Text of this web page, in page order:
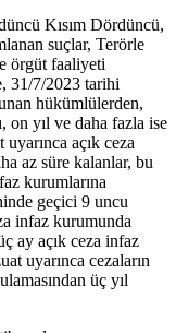
Kısım Dördüncü,
suçlar, Terörle
örgüt faaliyeti
31/7/2023 tarihi
hükümlülerden,
on yıl ve daha fazla ise
açık ceza
az süre kalanlar, bu
kurumlarına
geçici 9 uncu
infaz kurumunda
ay açık ceza infaz
uyarınca cezaların
üç yıl